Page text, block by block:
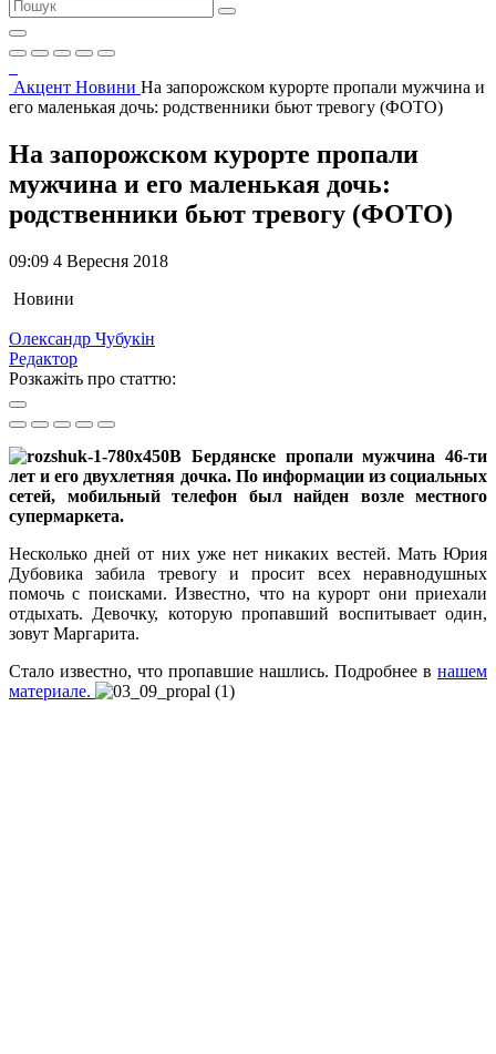
Акцент Новини На запорожском курорте пропали мужчина и
его маленькая дочь: родственники бьют тревогу (ФОТО)
На запорожском курорте пропали
мужчина и его маленькая дочь:
родственники бьют тревогу (ФОТО)
09:09 4 Вересня 2018
Новини
Олександр Чубукін
Редактор
Розкажіть про статтю:
В Бердянске пропали мужчина 46-ти
лет и его двухлетняя дочка. По информации из социальных
сетей, мобильный телефон был найден возле местного
супермаркета.
Несколько дней от них уже нет никаких вестей. Мать Юрия
Дубовика забила тревогу и просит всех неравнодушных
помочь с поисками. Известно, что на курорт они приехали
отдыхать. Девочку, которую пропавший воспитывает один,
зовут Маргарита.
Стало известно, что пропавшие нашлись. Подробнее в нашем
материале.